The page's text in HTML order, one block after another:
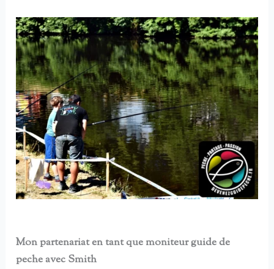
Mon partenariat en tant que moniteur guide de
peche avec Smith